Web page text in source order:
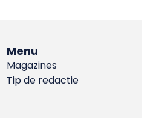
Menu
Magazines
Tip de redactie